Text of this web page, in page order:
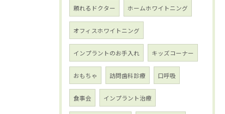
頼れるドクター ホームホワイトニング
オフィスホワイトニング
インプラントのお手入れ キッズコーナー
おもちゃ 訪問歯科診療 口呼吸
食事会 インプラント治療